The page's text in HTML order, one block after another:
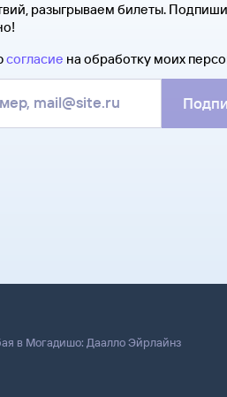
разыгрываем билеты.
согласие на обработку моих
в Могадишо: Даалло Эйрлайнз